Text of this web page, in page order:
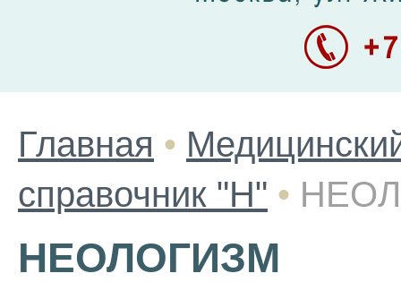
Главная •
справочник "Н" •
НЕОЛОГИЗМ